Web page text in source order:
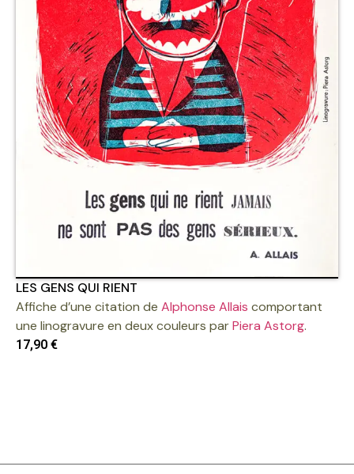
LES GENS QUI RIENT
Affiche d’une citation de Alphonse Allais comportant
une linogravure en deux couleurs parPiera Astorg.
17,90 €